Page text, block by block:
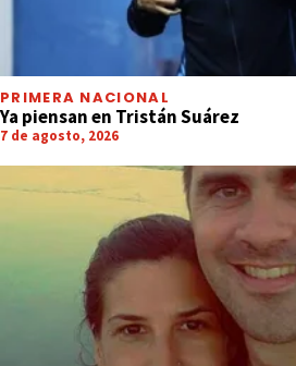
PRIMERA NACIONAL
Ya piensan en Tristán Suárez
7 de agosto, 2026